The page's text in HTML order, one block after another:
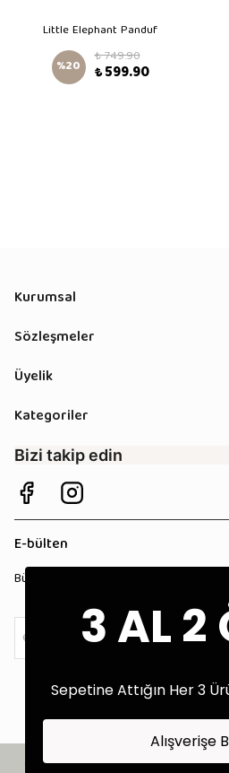
Little Elephant Panduf
%20 ₺ 749.90
₺ 599.90
Kurumsal
Sözleşmeler
Üyelik
Kategoriler
Bizi takip edin
E-bülten
Bültenimize kaydolun, tüm
©2025 Tüm Hakları Saklıdır - Tekstil
3 AL 2
Sepetine Attığın Her 3
Alışverişe